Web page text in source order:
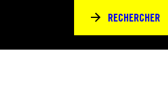
RECHERCHER